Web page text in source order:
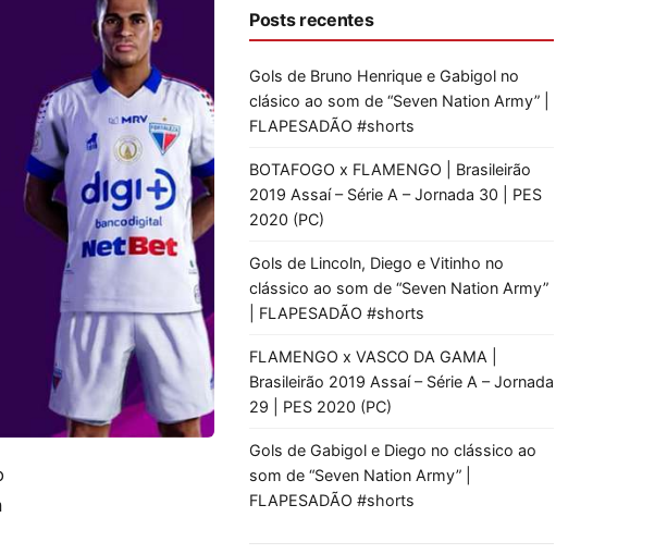
Posts recentes
Gols de Bruno Henrique e Gabigol no
clásico ao som de “Seven Nation Army” |
FLAPESADÃO #shorts
BOTAFOGO x FLAMENGO | Brasileirão
2019 Assaí – Série A – Jornada 30 | PES
2020 (PC)
Gols de Lincoln, Diego e Vitinho no
clássico ao som de “Seven Nation Army”
| FLAPESADÃO #shorts
FLAMENGO x VASCO DA GAMA |
Brasileirão 2019 Assaí – Série A – Jornada
29 | PES 2020 (PC)
Gols de Gabigol e Diego no clássico ao
som de “Seven Nation Army” |
FLAPESADÃO #shorts